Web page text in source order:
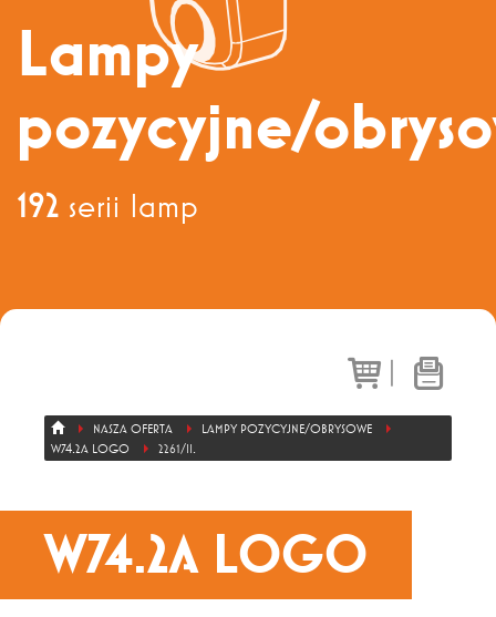
+ 48 71 303 50 13
+ 48 71 303 36 81
Lampy
pozycyjne/
192 serii lamp
NASZA OFERTA
LAMPY POZYCYJNE/OBRYSOWE
W74.2A LOGO
2261/II.
W74.2A LOGO